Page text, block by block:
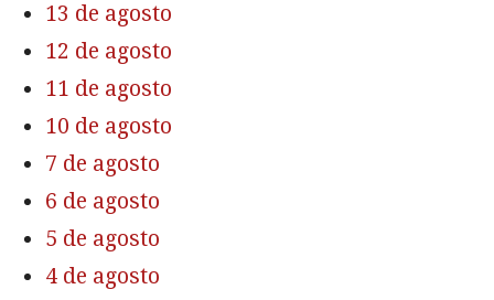
13 de agosto
12 de agosto
11 de agosto
10 de agosto
7 de agosto
6 de agosto
5 de agosto
4 de agosto